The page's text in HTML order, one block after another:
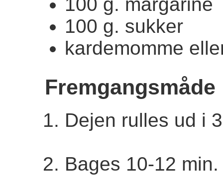
100 g. sukker
kardemomme
Fremgangsmåde
Dejen rulles ud i
Bages 10-12 min.